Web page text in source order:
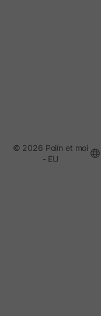
© 2026 Polín et moi
- EU